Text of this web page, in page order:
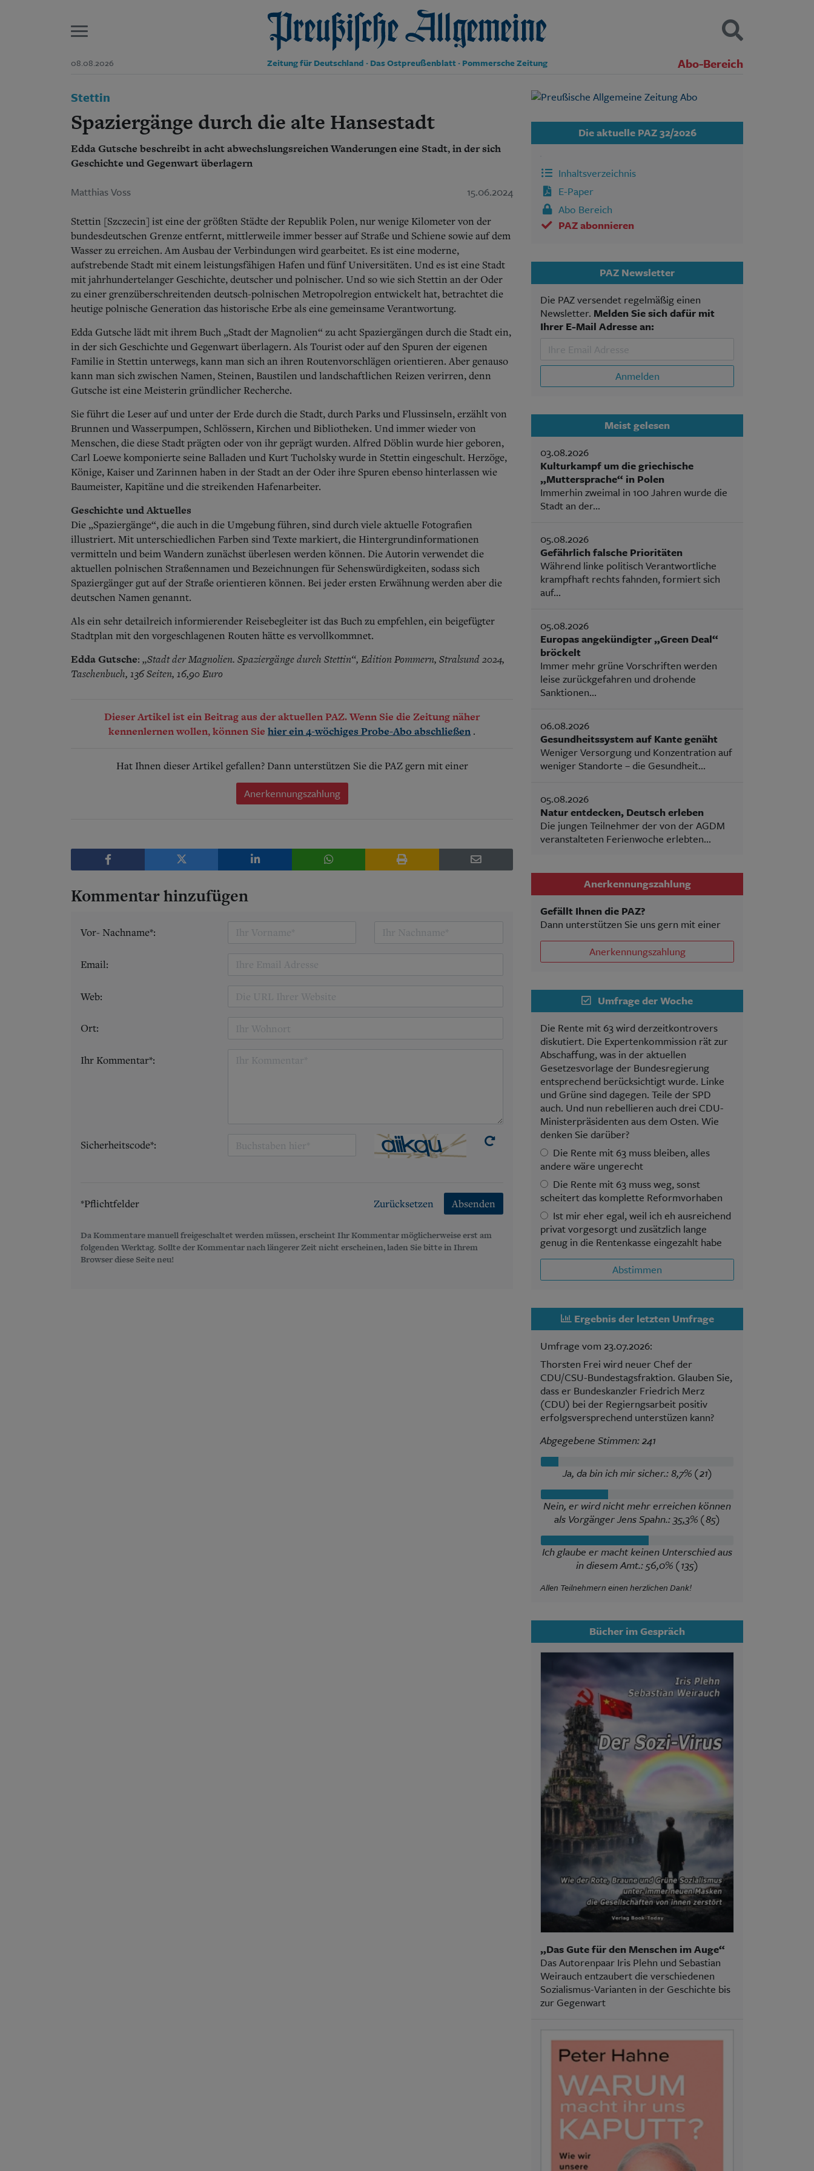
08.08.2026 Preußische Allgemeine Zeitung
Zeitung für Deutschland · Das Ostpreußenblatt · Pommersche Zeitung Abo-Bereich
Start
Aktuelle Ausgabe
Abonnenten-Login
Abonnent werden
Abo Prämien
Mediadaten
Wirtschaft
Gesellschaft
Berlin-Brandenburg
Schlesien
Danzig und Westpreußen
Bücher
Kontakt
Datenschutz
Suchen und finden
SUCHEN
Stettin
Spaziergänge durch die alte Hansestadt
Edda Gutsche beschreibt in acht abwechslungsreichen Wanderungen eine Stadt, in der sich
Geschichte und Gegenwart überlagern
Matthias Voss 15.06.2024
Stettin [Szczecin] ist eine der größten Städte der Republik Polen, nur wenige Kilometer von der
bundesdeutschen Grenze entfernt, mittlerweile immer besser auf Straße und Schiene sowie auf dem
Wasser zu erreichen. Am Ausbau der Verbindungen wird gearbeitet. Es ist eine moderne,
aufstrebende Stadt mit einem leistungsfähigen Hafen und fünf Universitäten. Und es ist eine Stadt
mit jahrhundertelanger Geschichte, deutscher und polnischer. Und so wie sich Stettin an der Oder
zu einer grenzüberschreitenden deutsch-polnischen Metropolregion entwickelt hat, betrachtet die
heutige polnische Generation das historische Erbe als eine gemeinsame Verantwortung.
Edda Gutsche lädt mit ihrem Buch „Stadt der Magnolien“ zu acht Spaziergängen durch die Stadt ein,
in der sich Geschichte und Gegenwart überlagern. Als Tourist oder auf den Spuren der eigenen
Familie in Stettin unterwegs, kann man sich an ihren Routenvorschlägen orientieren. Aber genauso
kann man sich zwischen Namen, Steinen, Baustilen und landschaftlichen Reizen verirren, denn
Gutsche ist eine Meisterin gründlicher Recherche.
Sie führt die Leser auf und unter der Erde durch die Stadt, durch Parks und Flussinseln, erzählt von
Brunnen und Wasserpumpen, Schlössern, Kirchen und Bibliotheken. Und immer wieder von
Menschen, die diese Stadt prägten oder von ihr geprägt wurden. Alfred Döblin wurde hier geboren,
Carl Loewe komponierte seine Balladen und Kurt Tucholsky wurde in Stettin eingeschult. Herzöge,
Könige, Kaiser und Zarinnen haben in der Stadt an der Oder ihre Spuren ebenso hinterlassen wie
Baumeister, Kapitäne und die streikenden Hafenarbeiter.
Geschichte und Aktuelles
Die „Spaziergänge“, die auch in die Umgebung führen, sind durch viele aktuelle Fotografien
illustriert. Mit unterschiedlichen Farben sind Texte markiert, die Hintergrundinformationen
vermitteln und beim Wandern zunächst überlesen werden können. Die Autorin verwendet die
aktuellen polnischen Straßennamen und Bezeichnungen für Sehenswürdigkeiten, sodass sich
Spaziergänger gut auf der Straße orientieren können. Bei jeder ersten Erwähnung werden aber die
deutschen Namen genannt.
Als ein sehr detailreich informierender Reisebegleiter ist das Buch zu empfehlen, ein beigefügter
Stadtplan mit den vorgeschlagenen Routen hätte es vervollkommnet.
Edda Gutsche: „Stadt der Magnolien. Spaziergänge durch Stettin“, Edition Pommern, Stralsund 2024,
Taschenbuch, 136 Seiten, 16,90 Euro
Dieser Artikel ist ein Beitrag aus der aktuellen PAZ. Wenn Sie die Zeitung näher
kennenlernen wollen, können Sie hier ein 4-wöchiges Probe-Abo abschließen .
Hat Ihnen dieser Artikel gefallen? Dann unterstützen Sie die PAZ gern mit einer
Anerkennungszahlung
Kommentar hinzufügen
Vor- Nachname*:
Email:
Web:
Ort:
Ihr Kommentar*:
Sicherheitscode*:
*Pflichtfelder Zurücksetzen Absenden
Da Kommentare manuell freigeschaltet werden müssen, erscheint Ihr Kommentar möglicherweise erst am
folgenden Werktag. Sollte der Kommentar nach längerer Zeit nicht erscheinen, laden Sie bitte in Ihrem
Browser diese Seite neu!
Die aktuelle PAZ 32/2026
Inhaltsverzeichnis
E-Paper
Abo Bereich
PAZ abonnieren
PAZ Newsletter
Die PAZ versendet regelmäßig einen
Newsletter. Melden Sie sich dafür mit
Ihrer E-Mail Adresse an:
Anmelden
Meist gelesen
03.08.2026
Kulturkampf um die griechische
„Muttersprache“ in Polen
Immerhin zweimal in 100 Jahren wurde die
Stadt an der...
05.08.2026
Gefährlich falsche Prioritäten
Während linke politisch Verantwortliche
krampfhaft rechts fahnden, formiert sich
auf...
05.08.2026
Europas angekündigter „Green Deal“
bröckelt
Immer mehr grüne Vorschriften werden
leise zurückgefahren und drohende
Sanktionen...
06.08.2026
Gesundheitssystem auf Kante genäht
Weniger Versorgung und Konzentration auf
weniger Standorte – die Gesundheit...
05.08.2026
Natur entdecken, Deutsch erleben
Die jungen Teilnehmer der von der AGDM
veranstalteten Ferienwoche erlebten...
Anerkennungszahlung
Gefällt Ihnen die PAZ?
Dann unterstützen Sie uns gern mit einer
Anerkennungszahlung
Umfrage der Woche
Die Rente mit 63 wird derzeitkontrovers
diskutiert. Die Expertenkommission rät zur
Abschaffung, was in der aktuellen
Gesetzesvorlage der Bundesregierung
entsprechend berücksichtigt wurde. Linke
und Grüne sind dagegen. Teile der SPD
auch. Und nun rebellieren auch drei CDU-
Ministerpräsidenten aus dem Osten. Wie
denken Sie darüber?
Die Rente mit 63 muss bleiben, alles
andere wäre ungerecht
Die Rente mit 63 muss weg, sonst
scheitert das komplette Reformvorhaben
Ist mir eher egal, weil ich eh ausreichend
privat vorgesorgt und zusätzlich lange
genug in die Rentenkasse eingezahlt habe
Abstimmen
Ergebnis der letzten Umfrage
Umfrage vom 23.07.2026:
Thorsten Frei wird neuer Chef der
CDU/CSU-Bundestagsfraktion. Glauben Sie,
dass er Bundeskanzler Friedrich Merz
(CDU) bei der Regierngsarbeit positiv
erfolgsversprechend unterstüzen kann?
Abgegebene Stimmen: 241
Ja, da bin ich mir sicher.: 8,7% (21)
Nein, er wird nicht mehr erreichen können
als Vorgänger Jens Spahn.: 35,3% (85)
Ich glaube er macht keinen Unterschied aus
in diesem Amt.: 56,0% (135)
Allen Teilnehmern einen herzlichen Dank!
Bücher im Gespräch
„Das Gute für den Menschen im Auge“
Das Autorenpaar Iris Plehn und Sebastian
Weirauch entzaubert die verschiedenen
Sozialismus-Varianten in der Geschichte bis
zur Gegenwart